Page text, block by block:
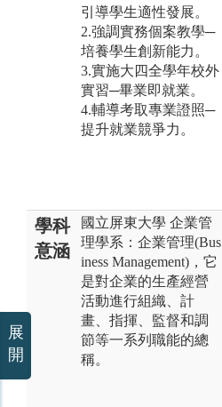
引導學生適性發展。
2.強調實務個案教學─
培養學生創新能力。
3.實施大四全學年校外
實習─畢業即就業。
4.輔導考取專業證照─
提升就業競爭力。
學科
意涵
國立屏東大學 企業管
理學系：企業管理(Bus
iness Management)，它
是對企業的生產經營
活動進行組織、計
畫、指揮、監督和調
節等一系列職能的總
稱。
展
開